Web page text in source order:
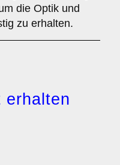
die Optik und
zu erhalten.